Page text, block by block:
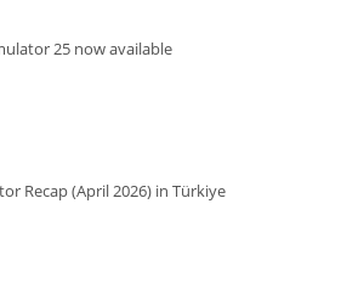
25 now available
Recap (April 2026) in Türkiye